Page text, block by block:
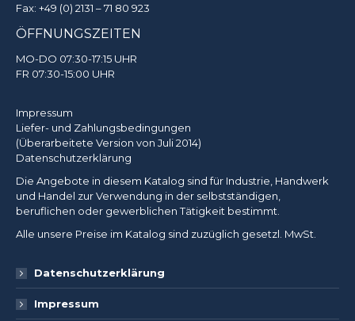
Fax: +49 (0) 2131 – 71 80 923
ÖFFNUNGSZEITEN
MO-DO 07:30-17:15 UHR
FR 07:30-15:00 UHR
Impressum
Liefer- und Zahlungsbedingungen
(Überarbeitete Version von Juli 2014)
Datenschutzerklärung
Die Angebote in diesem Katalog sind für Industrie, Handwerk
und Handel zur Verwendung in der selbstständigen,
beruflichen oder gewerblichen Tätigkeit bestimmt.
Alle unsere Preise im Katalog sind zuzüglich gesetzl. MwSt.
Datenschutzerklärung
Impressum